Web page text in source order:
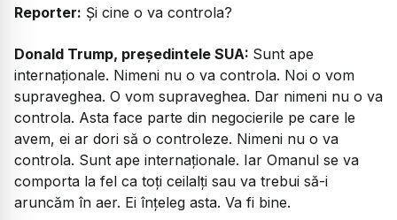
Reporter: Și cine o va controla?
Donald Trump, președintele SUA: Sunt ape
internaționale. Nimeni nu o va controla. Noi o vom
supraveghea. O vom supraveghea. Dar nimeni nu o va
controla. Asta face parte din negocierile pe care le
avem, ei ar dori să o controleze. Nimeni nu o va
controla. Sunt ape internaționale. Iar Omanul se va
comporta la fel ca toți ceilalți sau va trebui să-i
aruncăm în aer. Ei înțeleg asta. Va fi bine.